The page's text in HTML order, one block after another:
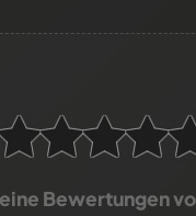
Bewertungen